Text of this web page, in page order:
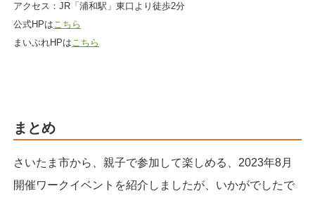
アクセス：JR「浦和駅」東口より徒歩2分
公式HPはこちら
まいぷれHPはこちら
まとめ
さいたま市から、親子で参加して楽しめる、2023年8月
開催ワークイベントを紹介しましたが、いかがでしたで